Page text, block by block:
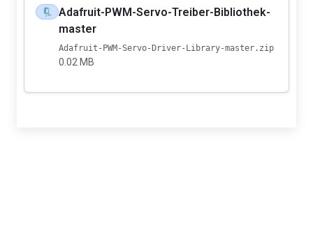
🗜️
Adafruit-PWM-Servo-Treiber-Bibliothek-
master
Adafruit-PWM-Servo-Driver-Library-master.zip
0.02 MB